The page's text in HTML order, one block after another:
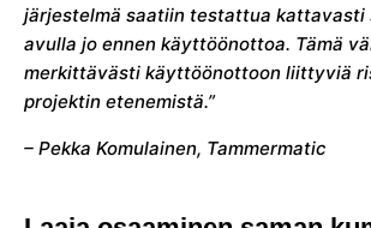
järjestelmä saatiin testattua kattavasti
avulla jo ennen käyttöönottoa. Tämä
merkittävästi käyttöönottoon liittyviä
projektin etenemistä.”
– Pekka Komulainen, Tammermatic